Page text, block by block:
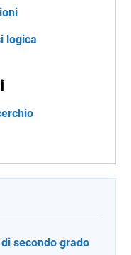
logica
secondo grado